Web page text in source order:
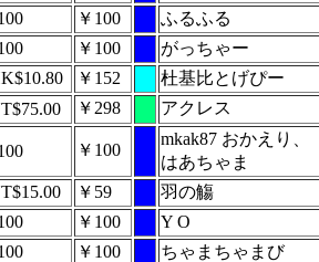
￥100
ふるふる
￥100
がっちゃー
￥152
杜基比とげぴー
￥298 アクレス
￥100
mkak87 おかえり、
はあちゃま
￥59
羽の觴
￥100
Y O
￥100
ちゃまちゃまび